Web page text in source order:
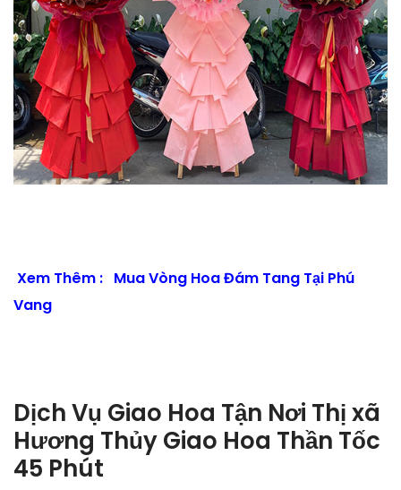
Xem Thêm : Mua Vòng Hoa Đám Tang Tại Phú
Vang
Dịch Vụ Giao Hoa Tận Nơi Thị xã
Hương Thủy Giao Hoa Thần Tốc
45 Phút